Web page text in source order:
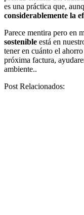
es una práctica que,
considerablemente la
Parece mentira pero en
sostenible está en
tener en cuánto el
próxima factura,
ambiente..
Post Relacionados: